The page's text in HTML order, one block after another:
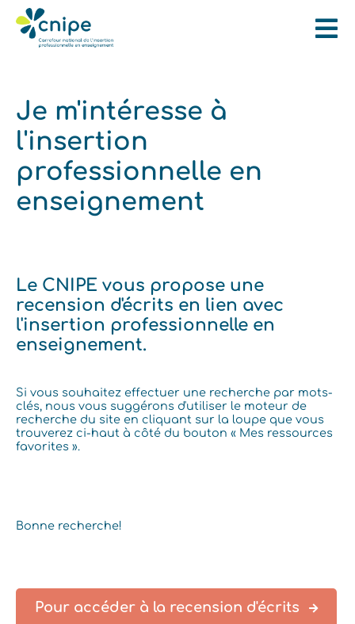
Je m'intéresse à
l'insertion
professionnelle en
enseignement
Le CNIPE vous propose une
recension d'écrits en lien avec
l'insertion professionnelle en
enseignement.
Si vous souhaitez effectuer une recherche par mots-
clés, nous vous suggérons d'utiliser le moteur de
recherche du site en cliquant sur la loupe que vous
trouverez ci-haut à côté du bouton « Mes ressources
favorites ».
Bonne recherche!
Pour accéder à la recension d'écrits